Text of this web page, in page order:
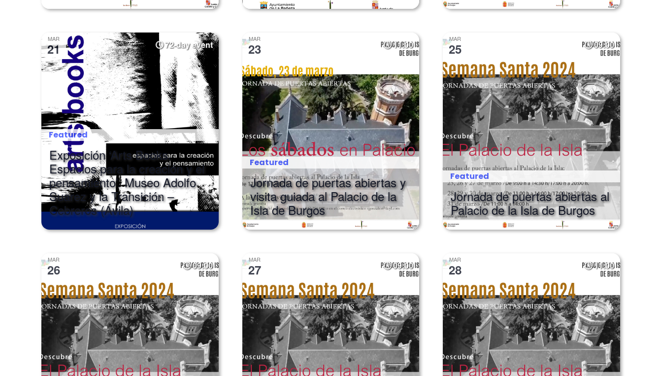
MAR
21 72-day event
Featured
Exposición ‘Arts Books.
Espacios para la creación y el
pensamiento’. Museo Adolfo
Suarez y la Transición –
Cebreros (Ávila)
MAR
23 11:00
Featured
Jornada de puertas abiertas y
visita guiada al Palacio de la
Isla de Burgos
MAR
25 09:00
Featured
Jornada de puertas abiertas al
Palacio de la Isla de Burgos
MAR
26 09:00
MAR
27 09:00
MAR
28 11:00